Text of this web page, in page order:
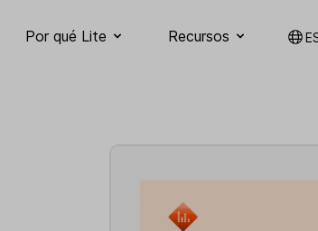
Por qué Lite Recursos